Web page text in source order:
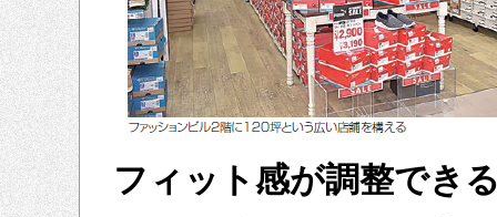
フィット感が調整でき